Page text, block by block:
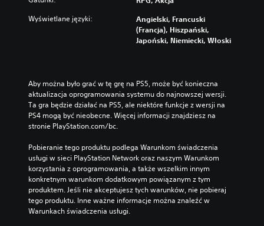
Wyświetlane języki:
Angielski, Francuski
(Francja), Hiszpański,
Japoński, Niemiecki, Włoski
Aby można było grać w tę grę na PS5, może być konieczna
aktualizacja oprogramowania systemu do najnowszej wersji.
Ta gra będzie działać na PS5, ale niektóre funkcje z wersji na
PS4 mogą być nieobecne. Więcej informacji znajdziesz na
stronie PlayStation.com/bc.
Pobieranie tego produktu podlega Warunkom świadczenia
usługi w sieci PlayStation Network oraz naszym Warunkom
korzystania z oprogramowania, a także wszelkim innym
konkretnym warunkom dodatkowym powiązanym z tym
produktem. Jeśli nie akceptujesz tych warunków, nie pobieraj
tego produktu. Inne ważne informacje można znaleźć w
Warunkach świadczenia usługi.